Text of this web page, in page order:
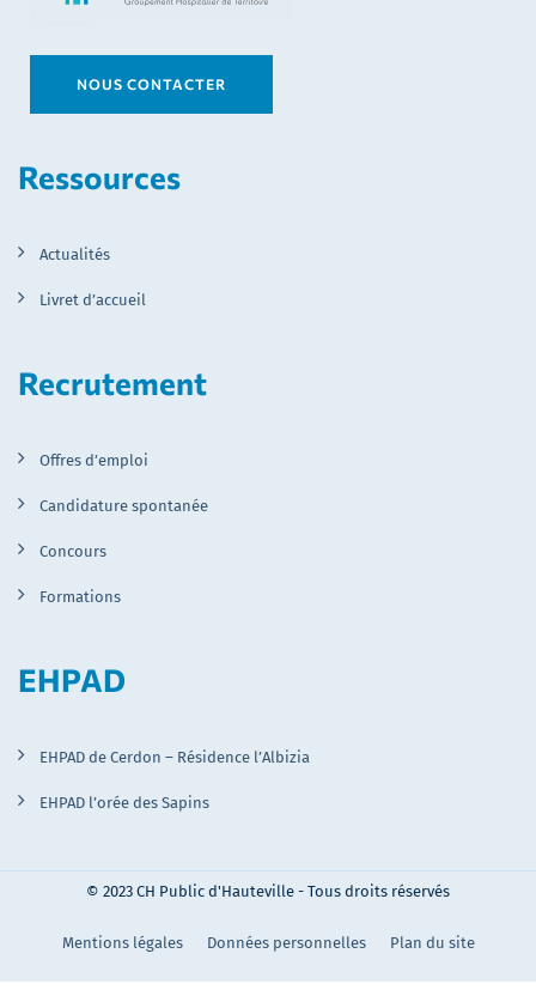
NOUS CONTACTER
Ressources
Actualités
Livret d’accueil
Recrutement
Offres d’emploi
Candidature spontanée
Concours
Formations
EHPAD
EHPAD de Cerdon – Résidence l’Albizia
EHPAD l’orée des Sapins
© 2023 CH Public d'Hauteville - Tous droits réservés
Mentions légales Données personnelles Plan du site